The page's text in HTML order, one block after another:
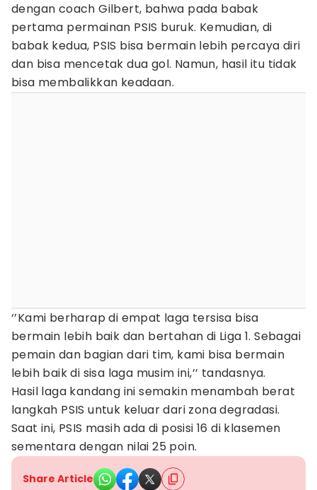
dengan coach Gilbert, bahwa pada babak
pertama permainan PSIS buruk. Kemudian, di
babak kedua, PSIS bisa bermain lebih percaya diri
dan bisa mencetak dua gol. Namun, hasil itu tidak
bisa membalikkan keadaan.
‘’Kami berharap di empat laga tersisa bisa
bermain lebih baik dan bertahan di Liga 1. Sebagai
pemain dan bagian dari tim, kami bisa bermain
lebih baik di sisa laga musim ini,’’ tandasnya.
Hasil laga kandang ini semakin menambah berat
langkah PSIS untuk keluar dari zona degradasi.
Saat ini, PSIS masih ada di posisi 16 di klasemen
sementara dengan nilai 25 poin.
Share Article